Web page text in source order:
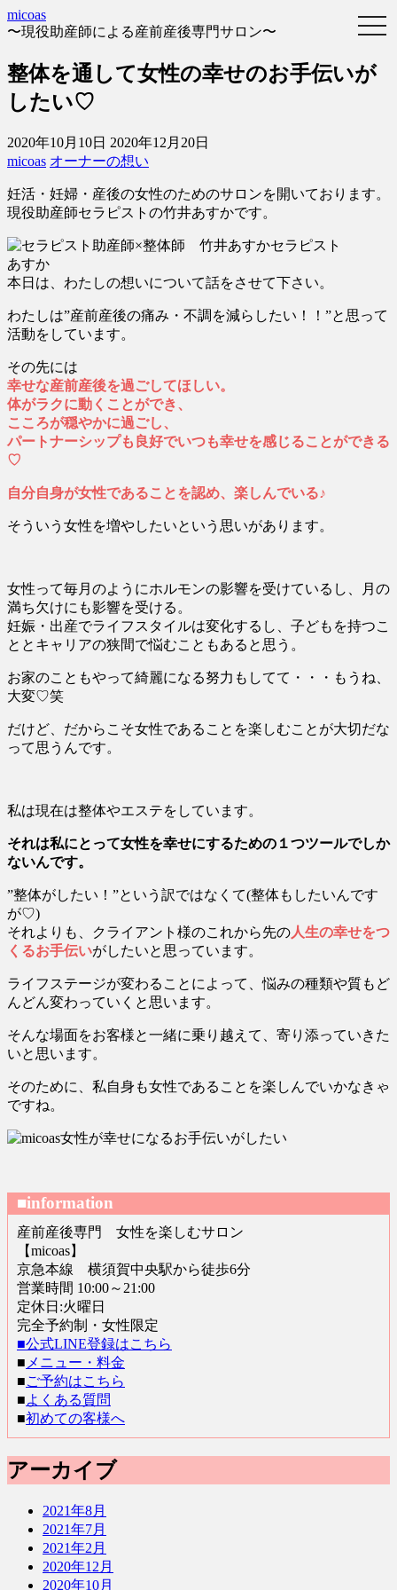
micoas
〜現役助産師による産前産後専門サロン〜
整体を通して女性の幸せのお手伝いが
したい♡
2020年10月10日 2020年12月20日
micoas オーナーの想い
妊活・妊婦・産後の女性のためのサロンを開いております。
現役助産師セラピストの竹井あすかです。
セラピスト
あすか
本日は、わたしの想いについて話をさせて下さい。
わたしは”産前産後の痛み・不調を減らしたい！！”と思って
活動をしています。
その先には
幸せな産前産後を過ごしてほしい。
体がラクに動くことができ、
こころが穏やかに過ごし、
パートナーシップも良好でいつも幸せを感じることができる
♡
自分自身が女性であることを認め、楽しんでいる♪
そういう女性を増やしたいという思いがあります。
女性って毎月のようにホルモンの影響を受けているし、月の
満ち欠けにも影響を受ける。
妊娠・出産でライフスタイルは変化するし、子どもを持つこ
ととキャリアの狭間で悩むこともあると思う。
お家のこともやって綺麗になる努力もしてて・・・もうね、
大変♡笑
だけど、だからこそ女性であることを楽しむことが大切だな
って思うんです。
私は現在は整体やエステをしています。
それは私にとって女性を幸せにするための１つツールでしか
ないんです。
”整体がしたい！”という訳ではなくて(整体もしたいんです
が♡)
それよりも、クライアント様のこれから先の人生の幸せをつ
くるお手伝いがしたいと思っています。
ライフステージが変わることによって、悩みの種類や質もど
んどん変わっていくと思います。
そんな場面をお客様と一緒に乗り越えて、寄り添っていきた
いと思います。
そのために、私自身も女性であることを楽しんでいかなきゃ
ですね。
■information
産前産後専門 女性を楽しむサロン
【micoas】
京急本線 横須賀中央駅から徒歩6分
営業時間 10:00～21:00
定休日:火曜日
完全予約制・女性限定
■公式LINE登録はこちら
■ メニュー・料金
■ご予約はこちら
■よくある質問
■初めての客様へ
アーカイブ
2021年8月
2021年7月
2021年2月
2020年12月
2020年10月